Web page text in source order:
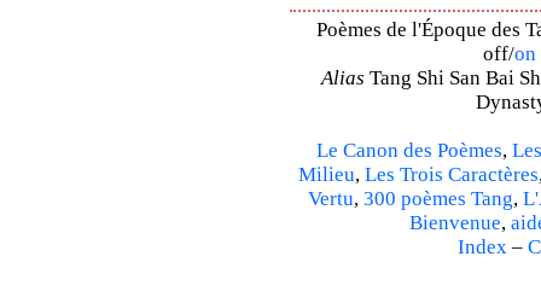
Poèmes de l'Époque des
off/on
Alias Tang Shi San Bai
Le Canon des Poèmes,
Milieu, Les Trois Caractères
Vertu, 300 poèmes Tang,
Bienvenue,
Index–